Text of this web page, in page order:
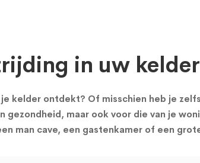
in uw
kelder ontdekt? Of misschien heb je
gezondheid, maar ook voor die van je
man cave, een gastenkamer of een